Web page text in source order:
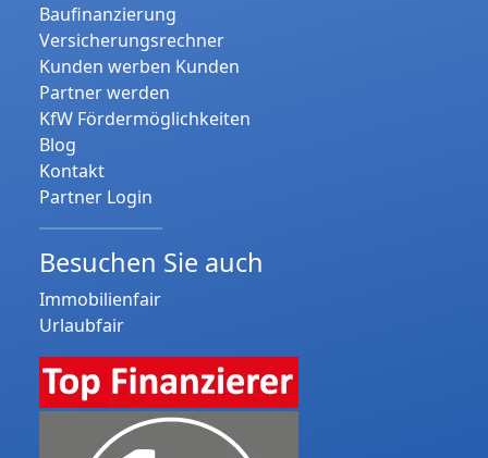
Baufinanzierung
Versicherungsrechner
Kunden werben Kunden
Partner werden
KfW Fördermöglichkeiten
Blog
Kontakt
Partner Login
Besuchen Sie auch
Immobilienfair
Urlaubfair